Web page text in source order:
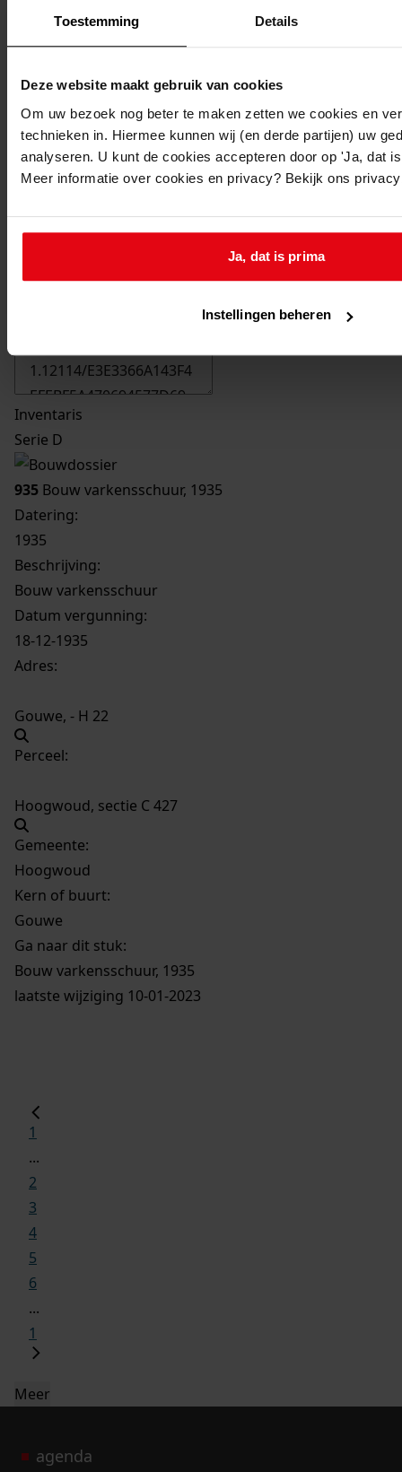
Toestemming Details
Deze website maakt gebruik van cookies
Om uw bezoek nog beter te maken zetten we cookies en
technieken in. Hiermee kunnen wij (en derde partijen) uw
analyseren. U kunt de cookies accepteren door op 'Ja, dat
Meer informatie over cookies en privacy? Bekijk ons
Ja, dat is prima
Instellingen beheren
Printen
Inventaris
Serie D
935 Bouw varkensschuur, 1935
Datering:
1935
Beschrijving:
Bouw varkensschuur
Datum vergunning:
18-12-1935
Adres:
Gouwe, - H 22
Perceel:
Hoogwoud, sectie C 427
Gemeente:
Hoogwoud
Kern of buurt:
Gouwe
Ga naar dit stuk:
Bouw varkensschuur, 1935
laatste wijziging 10-01-2023
1
...
2
3
4
5
6
...
1
Meer
agenda